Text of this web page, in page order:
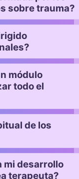
sobre trauma?
módulo
todo el
de los
mi desarrollo
terapeuta?